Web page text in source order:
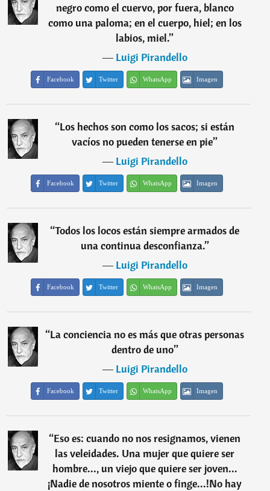
negro como el cuervo, por fuera, blanco
como una paloma; en el cuerpo, hiel; en los
labios, miel.”
―Luigi Pirandello
Facebook Twitter WhatsApp Imagen
“Los hechos son como los sacos; si están
vacíos no pueden tenerse en pie”
―Luigi Pirandello
Facebook Twitter WhatsApp Imagen
“Todos los locos están siempre armados de
una continua desconfianza.”
―Luigi Pirandello
Facebook Twitter WhatsApp Imagen
“La conciencia no es más que otras personas
dentro de uno”
―Luigi Pirandello
Facebook Twitter WhatsApp Imagen
“Eso es: cuando no nos resignamos, vienen
las veleidades. Una mujer que quiere ser
hombre..., un viejo que quiere ser joven...
¡Nadie de nosotros miente o finge...!No hay